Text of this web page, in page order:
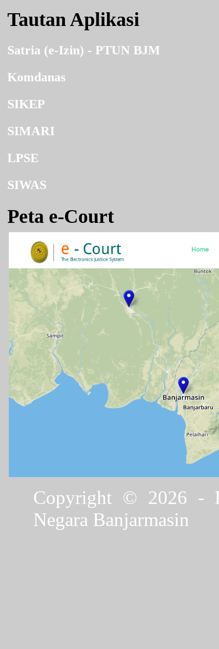
Tautan Aplikasi
Satria (e-Izin) - PTUN BJM
Komdanas
SIKEP
SIMARI
LPSE
SIWAS
Peta e-Court
Copyright © 2026 -
Negara Banjarmasin